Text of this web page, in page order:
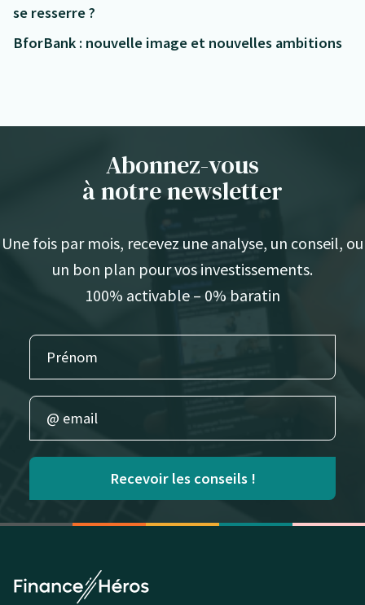
se resserre ?
BforBank : nouvelle image et nouvelles ambitions
Abonnez-vous
à notre newsletter
Une fois par mois, recevez une analyse, un conseil, ou
un bon plan pour vos investissements.
100% activable – 0% baratin
Recevoir les conseils !